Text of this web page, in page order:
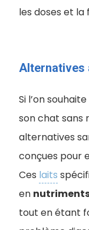
les doses et la
Alternatives
Si l’on
son chat sans
alternatives
conçues pour
Ces laits
en
tout en étant